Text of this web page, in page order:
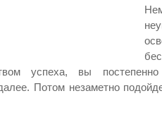
успеха, вы
Потом незаметно